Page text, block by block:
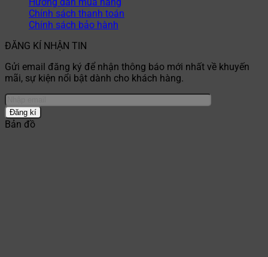
Chính sách thanh toán
Chính sách bảo hành
ĐĂNG KÍ NHẬN TIN
Gửi email đăng ký để nhận thông báo mới nhất về khuyến
mãi, sự kiện nổi bật dành cho khách hàng.
Bản đồ